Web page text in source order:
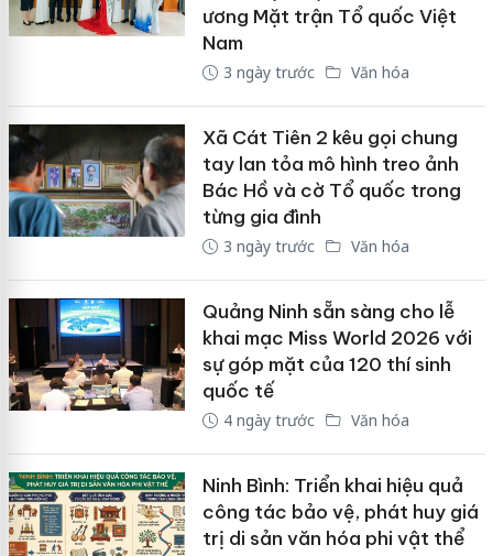
ương Mặt trận Tổ quốc Việt
Nam
3 ngày trước Văn hóa
Xã Cát Tiên 2 kêu gọi chung
tay lan tỏa mô hình treo ảnh
Bác Hồ và cờ Tổ quốc trong
từng gia đình
3 ngày trước Văn hóa
Quảng Ninh sẵn sàng cho lễ
khai mạc Miss World 2026 với
sự góp mặt của 120 thí sinh
quốc tế
4 ngày trước Văn hóa
Ninh Bình: Triển khai hiệu quả
công tác bảo vệ, phát huy giá
trị di sản văn hóa phi vật thể